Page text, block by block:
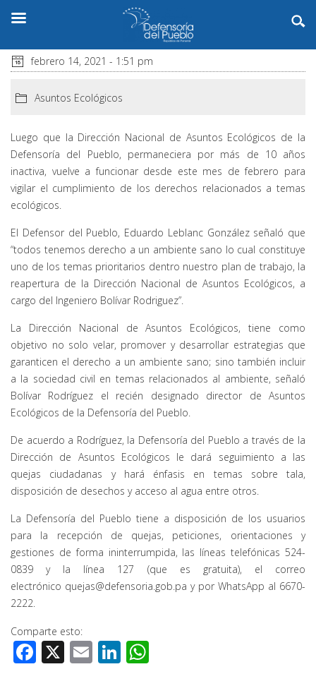
febrero 14, 2021 - 1:51 pm
Asuntos Ecológicos
Luego que la Dirección Nacional de Asuntos Ecológicos de la
Defensoría del Pueblo, permaneciera por más de 10 años
inactiva, vuelve a funcionar desde este mes de febrero para
vigilar el cumplimiento de los derechos relacionados a temas
ecológicos.
El Defensor del Pueblo, Eduardo Leblanc González señaló que
“todos tenemos derecho a un ambiente sano lo cual constituye
uno de los temas prioritarios dentro nuestro plan de trabajo, la
reapertura de la Dirección Nacional de Asuntos Ecológicos, a
cargo del Ingeniero Bolívar Rodriguez”.
La Dirección Nacional de Asuntos Ecológicos, tiene como
objetivo no solo velar, promover y desarrollar estrategias que
garanticen el derecho a un ambiente sano; sino también incluir
a la sociedad civil en temas relacionados al ambiente, señaló
Bolívar Rodríguez el recién designado director de Asuntos
Ecológicos de la Defensoría del Pueblo.
De acuerdo a Rodríguez, la Defensoría del Pueblo a través de la
Dirección de Asuntos Ecológicos le dará seguimiento a las
quejas ciudadanas y hará énfasis en temas sobre tala,
disposición de desechos y acceso al agua entre otros.
La Defensoría del Pueblo tiene a disposición de los usuarios
para la recepción de quejas, peticiones, orientaciones y
gestiones de forma ininterrumpida, las líneas telefónicas 524-
0839 y la línea 127 (que es gratuita), el correo
electrónico quejas@defensoria.gob.pa y por WhatsApp al 6670-
2222.
Comparte esto:
Facebook
X EmailLinkedIn